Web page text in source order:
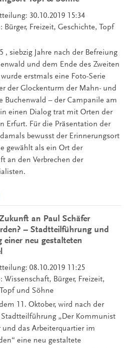
30.10.2019 15:34
Bürger, Freizeit, Geschichte, Topf
, siebzig Jahre nach der Befreiung
und dem Ende des Zweiten
erstmals eine Foto-Serie
der Glockenturm der Mahn- und
Buchenwald – der Campanile am
einen Dialog trat mit Orten der
Erfurt. Für die Präsentation der
bewusst der Erinnerungsort
gewählt als ein Ort der
an den Verbrechen der
an Paul Schäfer
– Stadtteilführung und
einer neu gestalteten
08.10.2019 11:25
Wissenschaft, Bürger, Freizeit,
und Söhne
11. Oktober, wird nach der
„Der Kommunist
und das Arbeiterquartier im
eine neu gestaltete